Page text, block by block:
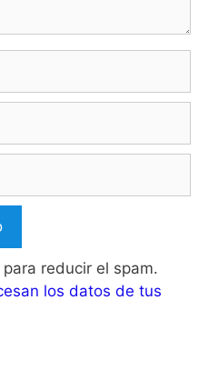
reducir el spam.
los datos de tus